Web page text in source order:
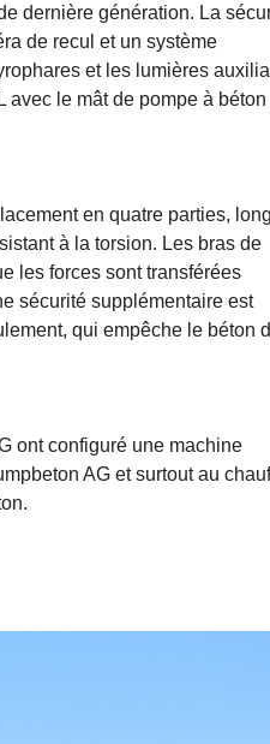
dernière génération. La
de recul et un système
et les lumières
le mât de pompe à
en quatre parties,
à la torsion. Les bras de
les forces sont transférées
sécurité supplémentaire est
qui empêche le béton
ont configuré une machine
AG et surtout au